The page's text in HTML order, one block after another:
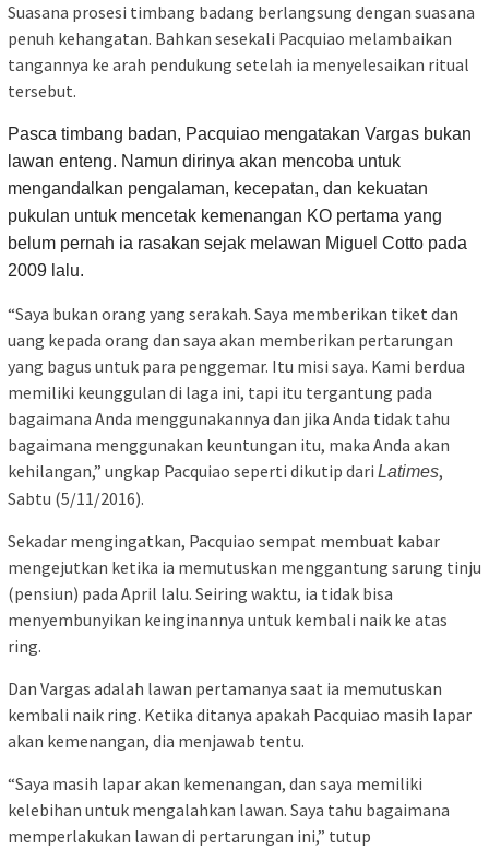
Suasana prosesi timbang badang berlangsung dengan suasana
penuh kehangatan. Bahkan sesekali Pacquiao melambaikan
tangannya ke arah pendukung setelah ia menyelesaikan ritual
tersebut.
Pasca timbang badan, Pacquiao mengatakan Vargas bukan
lawan enteng. Namun dirinya akan mencoba untuk
mengandalkan pengalaman, kecepatan, dan kekuatan
pukulan untuk mencetak kemenangan KO pertama yang
belum pernah ia rasakan sejak melawan Miguel Cotto pada
2009 lalu.
“Saya bukan orang yang serakah. Saya memberikan tiket dan
uang kepada orang dan saya akan memberikan pertarungan
yang bagus untuk para penggemar. Itu misi saya. Kami berdua
memiliki keunggulan di laga ini, tapi itu tergantung pada
bagaimana Anda menggunakannya dan jika Anda tidak tahu
bagaimana menggunakan keuntungan itu, maka Anda akan
kehilangan,” ungkap Pacquiao seperti dikutip dari Latimes,
Sabtu (5/11/2016).
Sekadar mengingatkan, Pacquiao sempat membuat kabar
mengejutkan ketika ia memutuskan menggantung sarung tinju
(pensiun) pada April lalu. Seiring waktu, ia tidak bisa
menyembunyikan keinginannya untuk kembali naik ke atas
ring.
Dan Vargas adalah lawan pertamanya saat ia memutuskan
kembali naik ring. Ketika ditanya apakah Pacquiao masih lapar
akan kemenangan, dia menjawab tentu.
“Saya masih lapar akan kemenangan, dan saya memiliki
kelebihan untuk mengalahkan lawan. Saya tahu bagaimana
memperlakukan lawan di pertarungan ini,” tutup